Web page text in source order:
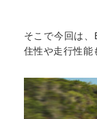
そこで今回は
住性や走行性能